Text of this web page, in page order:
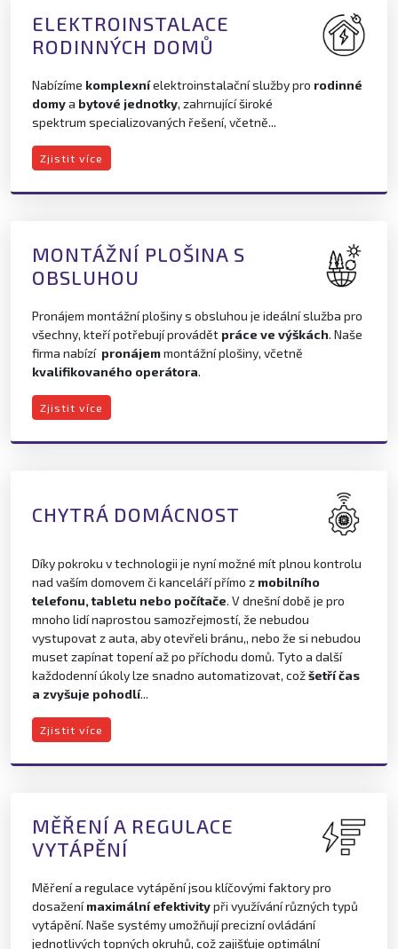
ELEKTROINSTALACE
RODINNÝCH DOMŮ
Nabízíme komplexníelektroinstalační služby pro rodinné
domya bytové jednotky, zahrnující široké
spektrum specializovaných řešení, včetně...
Zjistit více
MONTÁŽNÍ PLOŠINA S
OBSLUHOU
Pronájem montážní plošiny s obsluhou je ideální služba pro
všechny, kteří potřebují provádět práce ve výškách. Naše
firma nabízí pronájemmontážní plošiny, včetně
kvalifikovaného operátora.
Zjistit více
CHYTRÁ DOMÁCNOST
Díky pokroku v technologii je nyní možné mít plnou kontrolu
nad vaším domovem či kanceláří přímo z mobilního
telefonu, tabletu nebo počítače. V dnešní době je pro
mnoho lidí naprostou samozřejmostí, že nebudou
vystupovat z auta, aby otevřeli bránu,, nebo že si nebudou
muset zapínat topení až po příchodu domů. Tyto a další
každodenní úkoly lze snadno automatizovat, cožšetří čas
a zvyšuje pohodlí...
Zjistit více
MĚŘENÍ A REGULACE
VYTÁPĚNÍ
Měření a regulace vytápění jsou klíčovými faktory pro
dosaženímaximální efektivitypři využívání různých typů
vytápění. Naše systémy umožňují precizní ovládání
jednotlivých topných okruhů, což zajišťuje optimální